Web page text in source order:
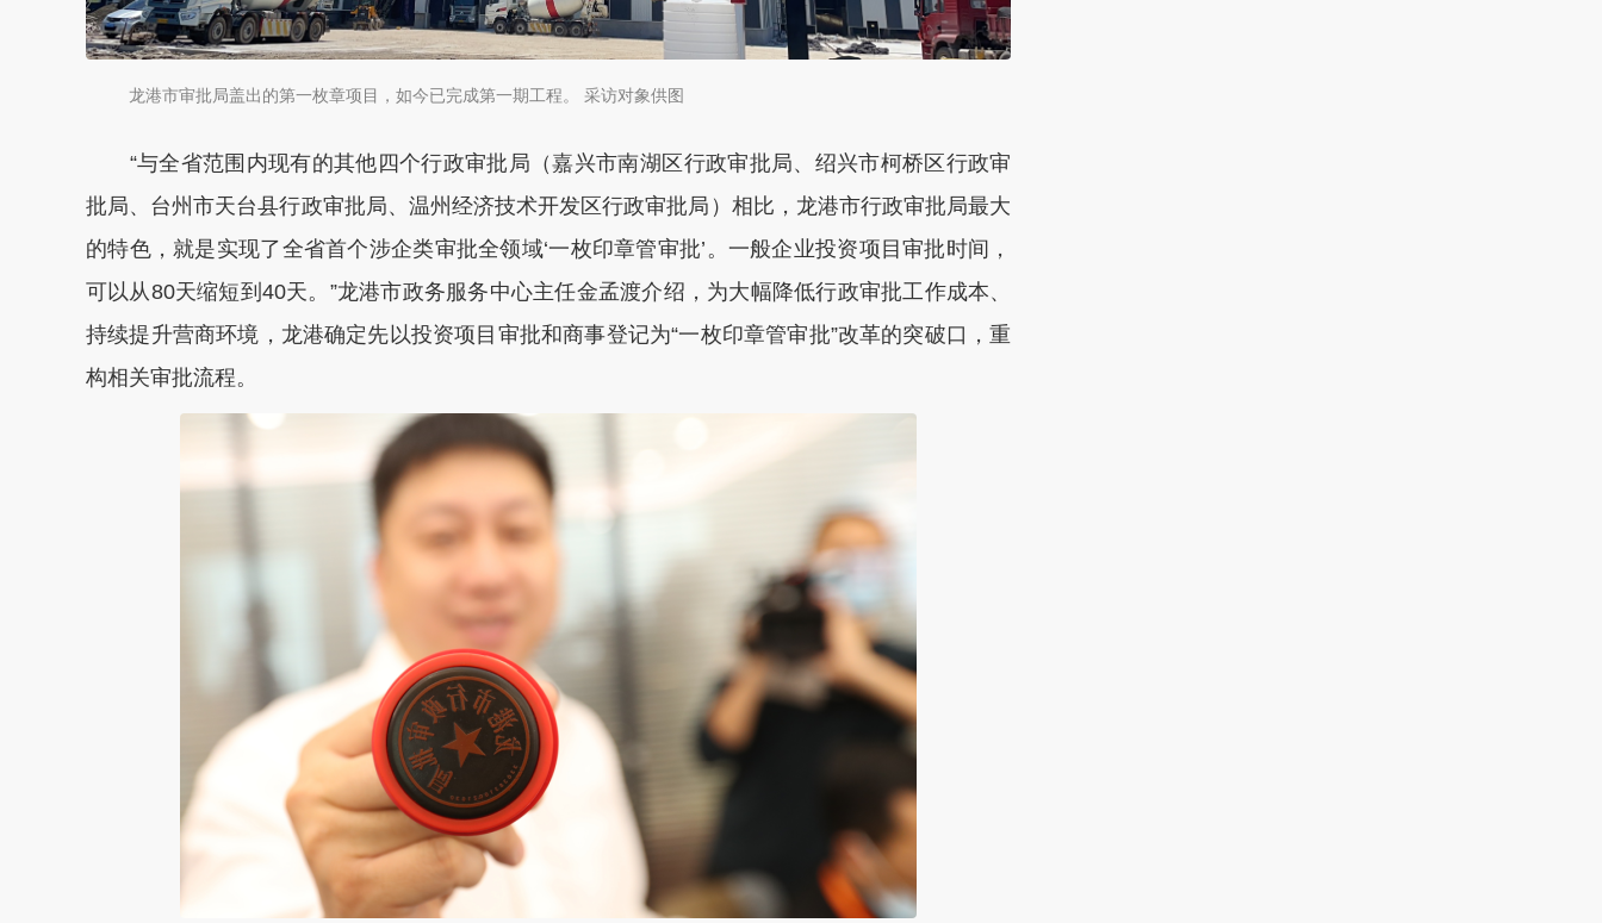
龙港市审批局盖出的第一枚章项目，如今已完成第一期工程。 采访对象供图
“与全省范围内现有的其他四个行政审批局（嘉兴市南湖区行政审批局、绍兴市柯桥区行政审
批局、台州市天台县行政审批局、温州经济技术开发区行政审批局）相比，龙港市行政审批局最大
的特色，就是实现了全省首个涉企类审批全领域‘一枚印章管审批’。一般企业投资项目审批时间，
可以从80天缩短到40天。”龙港市政务服务中心主任金孟渡介绍，为大幅降低行政审批工作成本、
持续提升营商环境，龙港确定先以投资项目审批和商事登记为“一枚印章管审批”改革的突破口，重
构相关审批流程。